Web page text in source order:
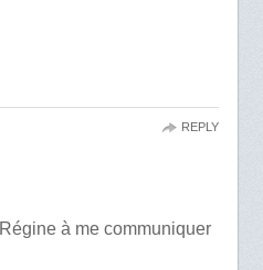
à me communiquer
REPLY